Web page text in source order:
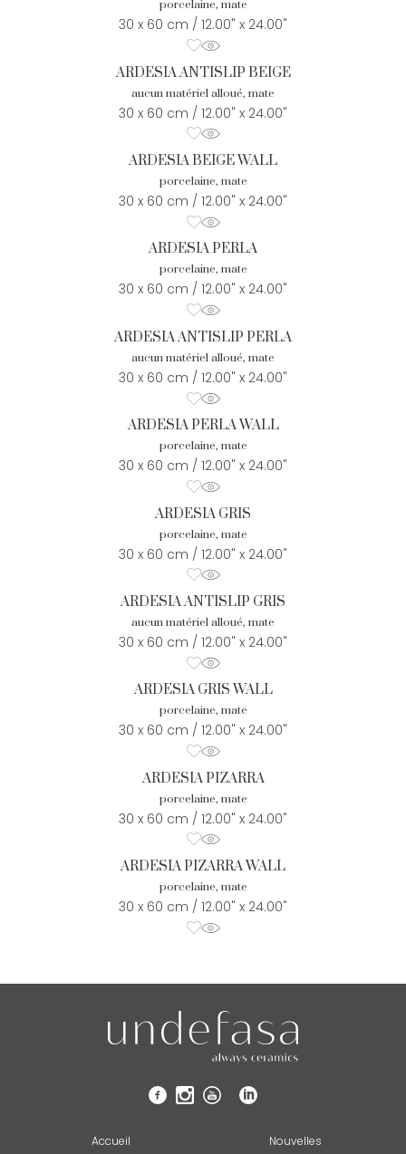
porcelaine, mate
30 x 60 cm / 12.00" x 24.00"
ARDESIA ANTISLIP BEIGE
aucun matériel alloué, mate
30 x 60 cm / 12.00" x 24.00"
ARDESIA BEIGE WALL
porcelaine, mate
30 x 60 cm / 12.00" x 24.00"
ARDESIA PERLA
porcelaine, mate
30 x 60 cm / 12.00" x 24.00"
ARDESIA ANTISLIP PERLA
aucun matériel alloué, mate
30 x 60 cm / 12.00" x 24.00"
ARDESIA PERLA WALL
porcelaine, mate
30 x 60 cm / 12.00" x 24.00"
ARDESIA GRIS
porcelaine, mate
30 x 60 cm / 12.00" x 24.00"
ARDESIA ANTISLIP GRIS
aucun matériel alloué, mate
30 x 60 cm / 12.00" x 24.00"
ARDESIA GRIS WALL
porcelaine, mate
30 x 60 cm / 12.00" x 24.00"
ARDESIA PIZARRA
porcelaine, mate
30 x 60 cm / 12.00" x 24.00"
ARDESIA PIZARRA WALL
porcelaine, mate
30 x 60 cm / 12.00" x 24.00"
Accueil
Nouvelles